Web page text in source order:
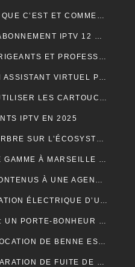
SERVEUR IPTV : QU’EST-CE QUE C’EST ET COMMENT CHOISIR LE MEILLEUR EN 2024 ?
GUIDE COMPLET POUR UN ABONNEMENT IPTV 12 MOIS SMART TV
L’ART DE SUBLIMER LES DIRIGEANTS ET PROFESSIONNELS
POURQUOI OPTER POUR UN ASSISTANT VIRTUEL POUR SA PME ET TPE : LA CLÉ D’UNE EFFICACITÉ DÉCUPLÉE
LE GUIDE COMPLET POUR UTILISER LES CARTOUCHES DE CRÈME AU PROTOXYDE D’AZOTE DE MANIÈRE SÛRE ET CRÉATIVE DANS LA CUISINE
IPTV EN 2025
L’IMPACT DE L’ÉTÊTAGE D’ARBRE SUR L’ÉCOSYSTÈME
RÉSERVATION VTC HAUT DE GAMME À MARSEILLE : LUXE ET CONFORT
POURQUOI CONFIER VOS CONTENUS À UNE AGENCE DE RÉDACTION ? LA CLÉ DU SUCCÈS EN LIGNE
COMBIEN COÛTE LA RÉNOVATION ÉLECTRIQUE D’UNE MAISON OU D’UN APPARTEMENT ?
LE POUVOIR DU CHIFFRE 7 : UN PORTE-BONHEUR MYSTIQUE
COMMENT LE PRIX D’UNE LOCATION DE BENNE EST-IL CALCULÉ ?
LES AVANTAGES D’UNE RÉPARATION DE FUITE DE TOITURE EN URGENCE